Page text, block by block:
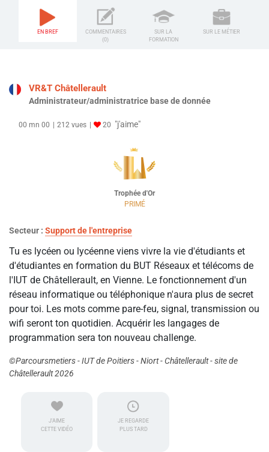
EN BREF
COMMENTAIRES
(0)
SUR LA
FORMATION
SUR LE MÉTIER
VR&T Châtellerault
Administrateur/administratrice base de donnée
00 mn 00 212 vues 20 "j'aime"
Trophée d'Or
PRIMÉ
Secteur : Support de l'entreprise
Tu es lycéen ou lycéenne viens vivre la vie d'étudiants et
d'étudiantes en formation du BUT Réseaux et télécoms de
l'IUT de Châtellerault, en Vienne. Le fonctionnement d'un
réseau informatique ou téléphonique n'aura plus de secret
pour toi. Les mots comme pare-feu, signal, transmission ou
wifi seront ton quotidien. Acquérir les langages de
programmation sera ton nouveau challenge.
©Parcoursmetiers - IUT de Poitiers - Niort - Châtellerault - site de
Châtellerault 2026
J'AIME
CETTE VIDÉO
JE REGARDE
PLUS TARD